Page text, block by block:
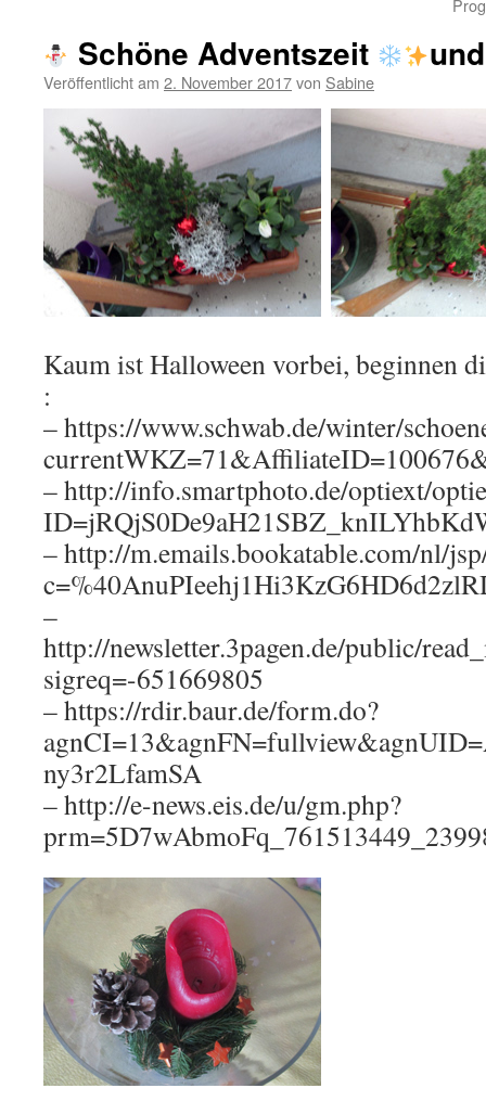
Schöne Adventszeit
Veröffentlicht am 2. November 2017von Sabine
Kaum ist Halloween vorbei, beginnen
:
– https://www.schwab.de/winter/
– http://info.smartphoto.de/optiext/
– http://m.emails.bookatable.com/nl/
–
http://newsletter.3pagen.de/public/
sigreq=-651669805
– https://rdir.baur.de/form.do?
ny3r2LfamSA
– http://e-news.eis.de/u/gm.php?